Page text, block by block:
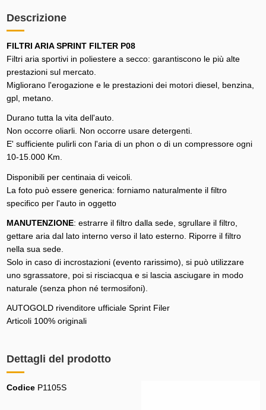
Descrizione
FILTRI ARIA SPRINT FILTER P08
Filtri aria sportivi in poliestere a secco: garantiscono le più alte
prestazioni sul mercato.
Migliorano l'erogazione e le prestazioni dei motori diesel, benzina,
gpl, metano.
Durano tutta la vita dell'auto.
Non occorre oliarli. Non occorre usare detergenti.
E' sufficiente pulirli con l'aria di un phon o di un compressore ogni
10-15.000 Km.
Disponibili per centinaia di veicoli.
La foto può essere generica: forniamo naturalmente il filtro
specifico per l'auto in oggetto
MANUTENZIONE: estrarre il filtro dalla sede, sgrullare il filtro,
gettare aria dal lato interno verso il lato esterno. Riporre il filtro
nella sua sede.
Solo in caso di incrostazioni (evento rarissimo), si può utilizzare
uno sgrassatore, poi si risciacqua e si lascia asciugare in modo
naturale (senza phon né termosifoni).
AUTOGOLD rivenditore ufficiale Sprint Filer
Articoli 100% originali
Dettagli del prodotto
Codice P1105S